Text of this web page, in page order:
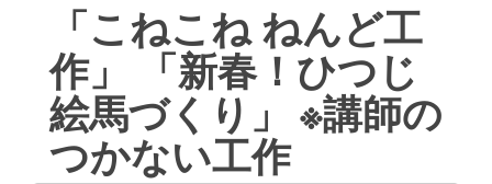
「こねこね ねんど工
作」 「新春！ひつじ
絵馬づくり」 ※講師の
つかない工作